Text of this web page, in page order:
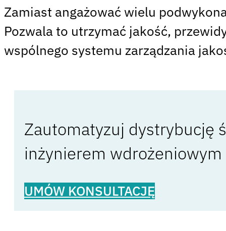
Zamiast angażować wielu
Pozwala to utrzymać jakość,
wspólnego systemu zarządzania
Zautomatyzuj dystrybucję
inżynierem
UMÓW KONSULTACJĘ